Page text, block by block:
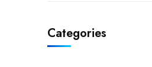
Categories